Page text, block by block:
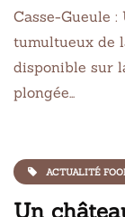
Casse-Gueule
tumultueux de
disponible sur
plongée…
ACTUALITÉ
Un